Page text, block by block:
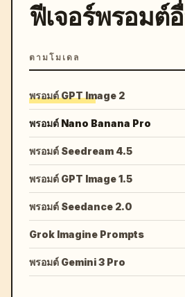
ฟีเจอร์พรอมต์
ตามโมเดล
พรอมต์ GPT Image 2
พรอมต์ Nano Banana Pro
พรอมต์ Seedream 4.5
พรอมต์ GPT Image 1.5
พรอมต์ Seedance 2.0
Grok Imagine Prompts
พรอมต์ Gemini 3 Pro